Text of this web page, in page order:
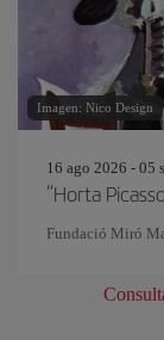
Imagen: Nico Design
16 ago 2026 - 05
“Horta
Fundació Miró